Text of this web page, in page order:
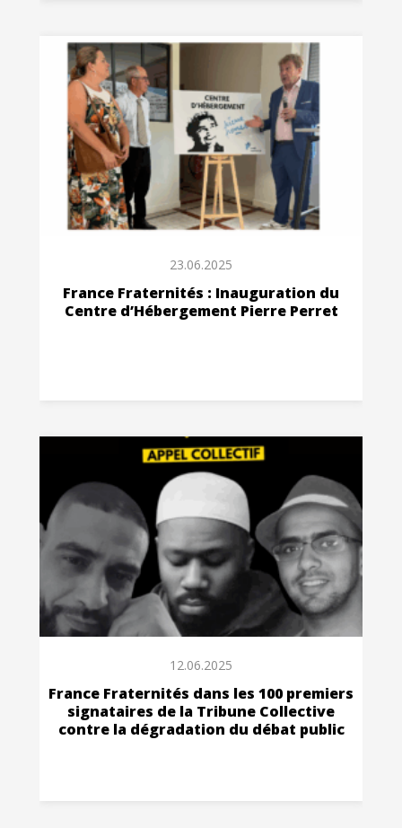
23.06.2025
France Fraternités : Inauguration du
Centre d’Hébergement Pierre Perret
12.06.2025
France Fraternités dans les 100 premiers
signataires de la Tribune Collective
contre la dégradation du débat public